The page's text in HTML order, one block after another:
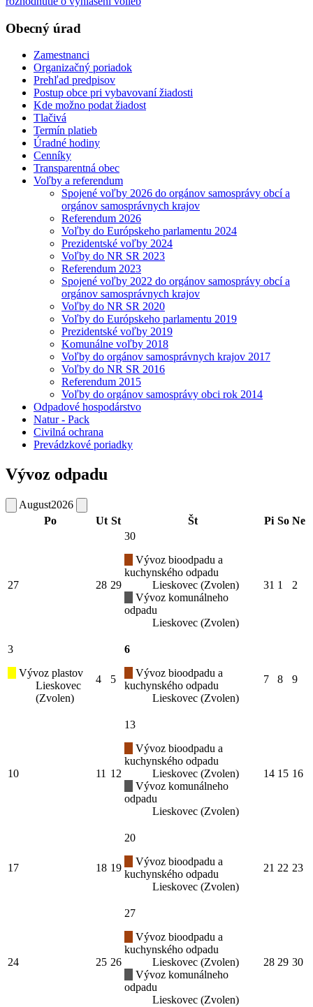
Obecný úrad
Zamestnanci
Organizačný poriadok
Prehľad predpisov
Postup obce pri vybavovaní žiadosti
Kde možno podat žiadost
Tlačivá
Termín platieb
Úradné hodiny
Cenníky
Transparentná obec
Voľby a referendum
Spojené voľby 2026 do orgánov samosprávy obcí a
orgánov samosprávnych krajov
Referendum 2026
Voľby do Európskeho parlamentu 2024
Prezidentské voľby 2024
Voľby do NR SR 2023
Referendum 2023
Spojené voľby 2022 do orgánov samosprávy obcí a
orgánov samosprávnych krajov
Voľby do NR SR 2020
Voľby do Európskeho parlamentu 2019
Prezidentské voľby 2019
Komunálne voľby 2018
Voľby do orgánov samosprávnych krajov 2017
Voľby do NR SR 2016
Referendum 2015
Voľby do orgánov samosprávy obci rok 2014
Odpadové hospodárstvo
Natur - Pack
Civilná ochrana
Prevádzkové poriadky
Vývoz odpadu
August2026
Po
Ut St Št Pi So Ne
27 28 29
30
Vývoz bioodpadu a
kuchynského odpadu
Lieskovec (Zvolen)
Vývoz komunálneho
odpadu
Lieskovec (Zvolen)
31 1 2
3
Vývoz plastov
Lieskovec
(Zvolen)
4 5
6
Vývoz bioodpadu a
kuchynského odpadu
Lieskovec (Zvolen)
7 8 9
10 11 12
13
Vývoz bioodpadu a
kuchynského odpadu
Lieskovec (Zvolen)
Vývoz komunálneho
odpadu
Lieskovec (Zvolen)
14 15 16
17 18 19
20
Vývoz bioodpadu a
kuchynského odpadu
Lieskovec (Zvolen)
21 22 23
24 25 26
27
Vývoz bioodpadu a
kuchynského odpadu
Lieskovec (Zvolen)
Vývoz komunálneho
odpadu
Lieskovec (Zvolen)
28 29 30